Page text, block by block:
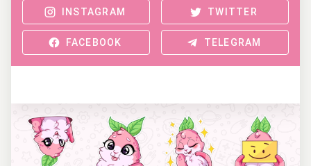
INSTAGRAM TWITTER
FACEBOOK TELEGRAM